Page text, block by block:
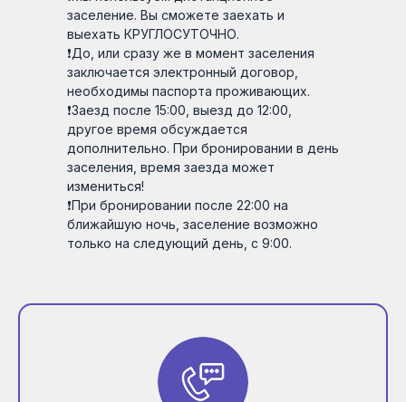
заселение. Вы сможете заехать и
выехать КРУГЛОСУТОЧНО.
❗До, или сразу же в момент заселения
заключается электронный договор,
необходимы паспорта проживающих.
❗Заезд после 15:00, выезд до 12:00,
другое время обсуждается
дополнительно. При бронировании в день
заселения, время заезда может
измениться!
❗При бронировании после 22:00 на
ближайшую ночь, заселение возможно
только на следующий день, с 9:00.